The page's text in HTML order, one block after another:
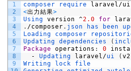
1
2
3
4
5
6
7
8
9
composer require laravel /ui
<出力結果>
Using version ^2.0 for
. /composer . json has been
Loading composer
Updating dependencies (
Package
operations : 0
-
Updating laravel /ui ( v2
Writing lock file